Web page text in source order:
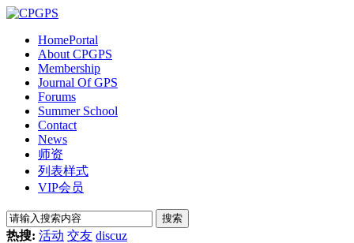
HomePortal
About CPGPS
Membership
Journal Of GPS
Forums
Summer School
Contact
News
师资
列表样式
VIP会员
搜索
热搜: 活动 交友 discuz